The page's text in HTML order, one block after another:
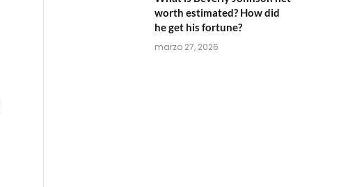
worth estimated? How did
he get his fortune?
marzo 27, 2026